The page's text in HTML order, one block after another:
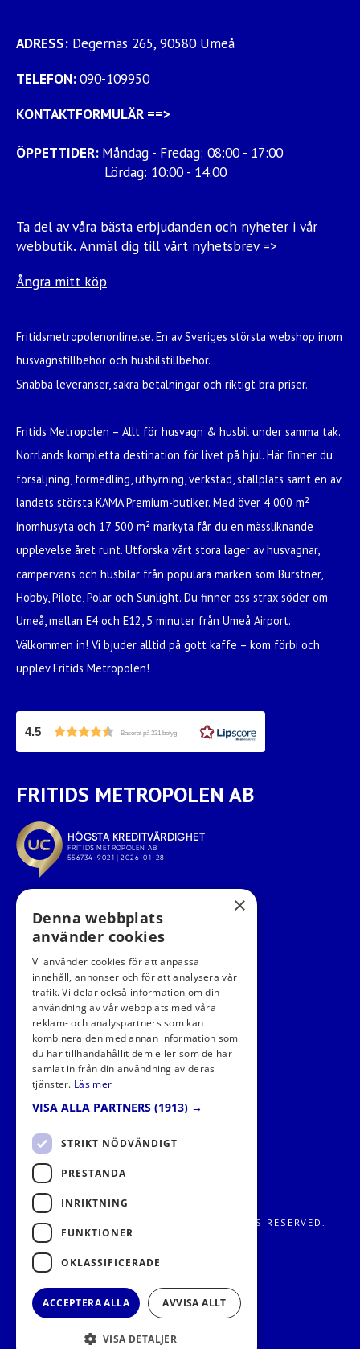
ADRESS: Degernäs 265, 90580 Umeå
TELEFON:090-109950
KONTAKTFORMULÄR ==>
ÖPPETTIDER: Måndag - Fredag: 08:00 - 17:00
Lördag: 10:00 - 14:00
Ta del av våra bästa erbjudanden och nyheter i vår
webbutik.Anmäl dig till vårt nyhetsbrev =>
Ångra mitt köp
Fritidsmetropolenonline.se. En av Sveriges största webshop inom
husvagnstillbehör och husbilstillbehör.
Snabba leveranser, säkra betalningar och riktigt bra priser.
Fritids Metropolen – Allt för husvagn & husbil under samma tak.
Norrlands kompletta destination för livet på hjul. Här finner du
försäljning, förmedling, uthyrning, verkstad, ställplats samt en av
landets största KAMA Premium-butiker. Med över 4 000 m²
inomhusyta och 17 500 m² markyta får du en mässliknande
upplevelse året runt. Utforska vårt stora lager av husvagnar,
campervans och husbilar från populära märken som Bürstner,
Hobby, Pilote, Polar och Sunlight. Du finner oss strax söder om
Umeå, mellan E4 och E12, 5 minuter från Umeå Airport.
Välkommen in! Vi bjuder alltid på gott kaffe – kom förbi och
upplev Fritids Metropolen!
4.5 Baserat på 221 betyg
FRITIDS METROPOLEN AB
FÖLJ OSS I SOCIALA MEDIER
FRITIDS METROPOLEN AB 2026. ALL RIGHTS RESERVED.
×
Denna webbplats
använder cookies
Vi använder cookies för att anpassa
innehåll, annonser och för att analysera vår
trafik. Vi delar också information om din
användning av vår webbplats med våra
reklam- och analyspartners som kan
kombinera den med annan information som
du har tillhandahållit dem eller som de har
samlat in från din användning av deras
tjänster. Läs mer
VISA ALLA PARTNERS (1913) →
STRIKT NÖDVÄNDIGT
PRESTANDA
INRIKTNING
FUNKTIONER
OKLASSIFICERADE
ACCEPTERA ALLA AVVISA ALLT
VISA DETALJER